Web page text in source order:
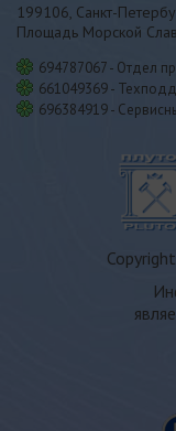
199106, Санкт-
Площадь Морской
694787067 - Отдел
661049369 -
696384919 -